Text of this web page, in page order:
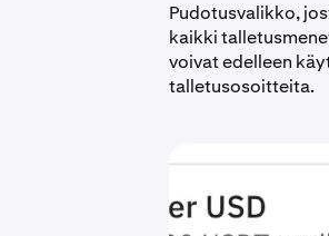
Pudotusvalikko,
kaikki
voivat edelleen
talletusosoitteita.